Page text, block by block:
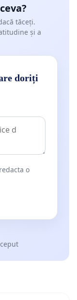
tăceți.
și a
doriți
o